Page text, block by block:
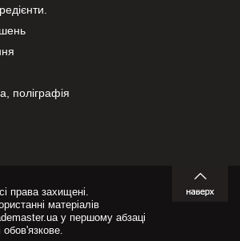
поліграфія
права захищені.
матеріалів
у першому абзаці
обов'язкове.